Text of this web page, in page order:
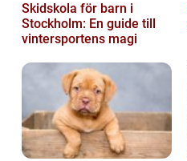
Skidskola för barn i
Stockholm: En guide till
vintersportens magi